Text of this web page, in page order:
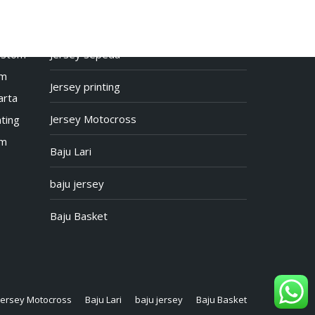
Jersey sepeda
Jersey printing
Jersey Motocross
Baju Lari
baju jersey
Baju Basket
Motocross Baju Lari baju jersey Baju Basket